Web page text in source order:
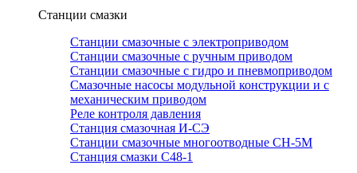
Станции смазки
Станции смазочные с электроприводом
Станции смазочные с ручным приводом
Станции смазочные с гидро и пневмоприводом
Смазочные насосы модульной конструкции и с
механическим приводом
Реле контроля давления
Станция смазочная И-СЭ
Станции смазочные многоотводные СН-5М
Станция смазки С48-1